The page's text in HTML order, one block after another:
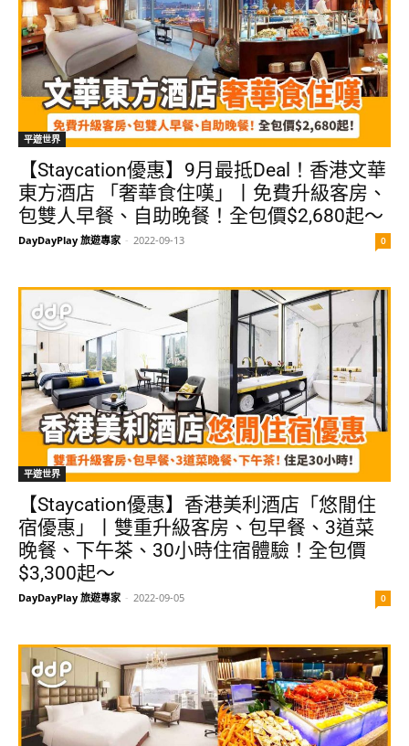
平遊世界
【Staycation優惠】9月最抵Deal！香港文華
東方酒店 「奢華食住嘆」丨免費升級客房、
包雙人早餐、自助晚餐！全包價$2,680起～
DayDayPlay 旅遊專家 - 2022-09-13 0
平遊世界
【Staycation優惠】香港美利酒店「悠閒住
宿優惠」丨雙重升級客房、包早餐、3道菜
晚餐、下午茶、30小時住宿體驗！全包價
$3,300起～
DayDayPlay 旅遊專家 - 2022-09-05 0